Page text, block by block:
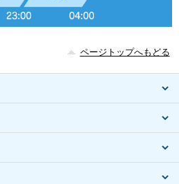
ページトップへもどる